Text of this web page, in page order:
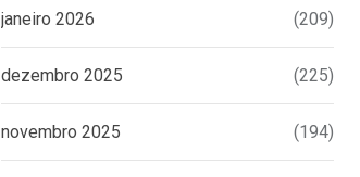
janeiro 2026 (209)
dezembro 2025 (225)
novembro 2025 (194)